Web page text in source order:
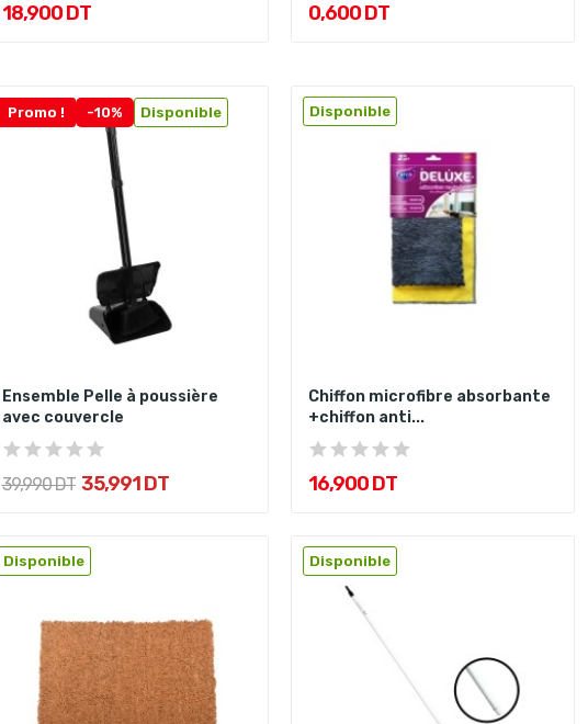
18,900 DT 0,600 DT
Promo ! -10% Disponible
Ensemble Pelle à poussière
avec couvercle
39,990 DT 35,991 DT
Disponible
Chiffon microfibre absorbante
+chiffon anti...
16,900 DT
Disponible Disponible